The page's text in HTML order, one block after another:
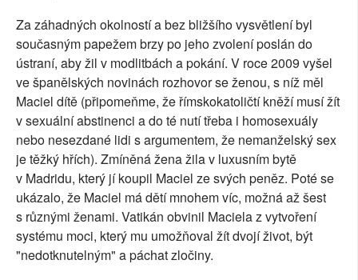
Za záhadných okolností a bez bližšího vysvětlení byl
současným papežem brzy po jeho zvolení poslán do
ústraní, aby žil v modlitbách a pokání. V roce 2009 vyšel
ve španělských novinách rozhovor se ženou, s níž měl
Maciel dítě (připomeňme, že římskokatoličtí kněží musí žít
v sexuální abstinenci a do té nutí třeba i homosexuály
nebo nesezdané lidi s argumentem, že nemanželský sex
je těžký hřích). Zmíněná žena žila v luxusním bytě
v Madridu, který jí koupil Maciel ze svých peněz. Poté se
ukázalo, že Maciel má dětí mnohem víc, možná až šest
s různými ženami. Vatikán obvinil Maciela z vytvoření
systému moci, který mu umožňoval žít dvojí život, být
"nedotknutelným" a páchat zločiny.